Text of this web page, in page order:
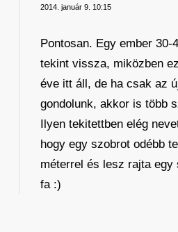
2014. január 9. 10:15
Pontosan. Egy ember 30-
tekint vissza, miközben
éve itt áll, de ha csak az
gondolunk, akkor is több
Ilyen tekitettben elég
hogy egy szobrot odébb
méterrel és lesz rajta
fa :)